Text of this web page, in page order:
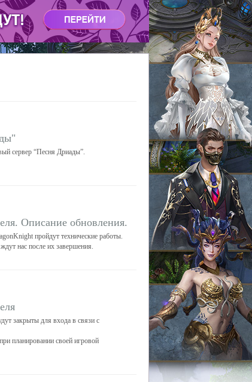
сервер “Песня Дриады”.
Описание обновления.
пройдут технические работы.
нас после их завершения.
закрыты для входа в связи с
планировании своей игровой